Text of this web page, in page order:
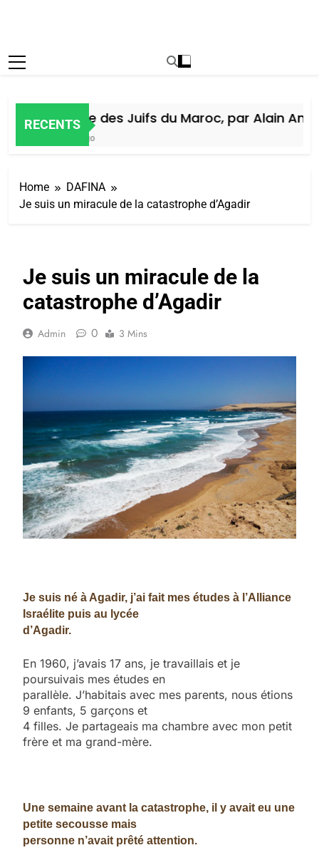
RECENTS
Histoire des Juifs du Maroc, par Alain Amiel
Home
DAFINA
Je suis un miracule de la catastrophe d’Agadir
Je suis un miracule de la
catastrophe d’Agadir
Admin 0 3 Mins
Je suis né à Agadir, j’ai fait mes études à l’Alliance
Israélite puis au lycée
d’Agadir.
En 1960, j’avais 17 ans, je travaillais et je
poursuivais mes études en
parallèle. J’habitais avec mes parents, nous étions
9 enfants, 5 garçons et
4 filles. Je partageais ma chambre avec mon petit
frère et ma grand-mère.
Une semaine avant la catastrophe, il y avait eu une
petite secousse mais
personne n’avait prêté attention.